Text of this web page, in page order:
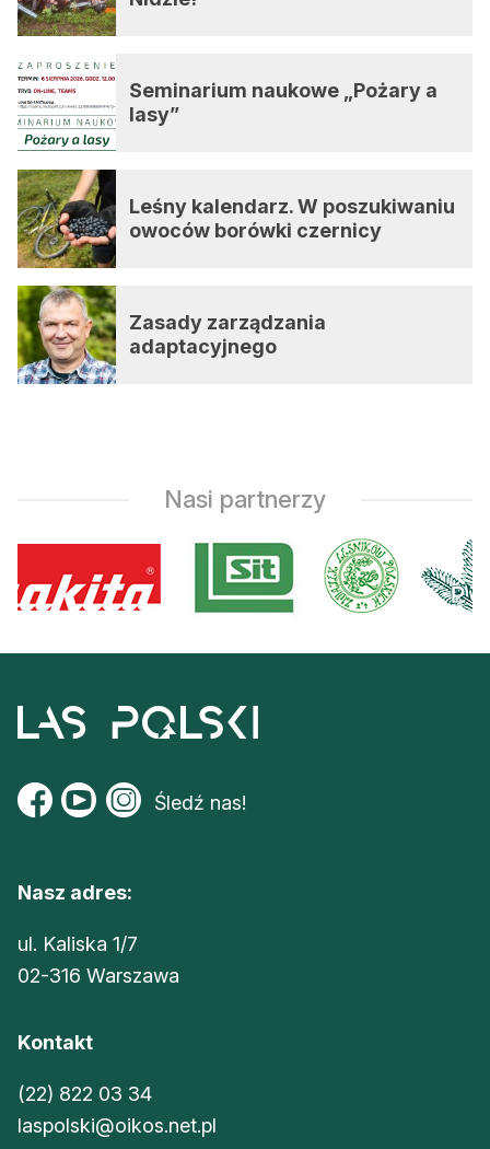
Seminarium naukowe „Pożary a
lasy”
Leśny kalendarz. W poszukiwaniu
owoców borówki czernicy
Zasady zarządzania
adaptacyjnego
Nasi partnerzy
Śledź nas!
Nasz adres:
ul. Kaliska 1/7
02-316 Warszawa
Kontakt
(22) 822 03 34
laspolski@oikos.net.pl